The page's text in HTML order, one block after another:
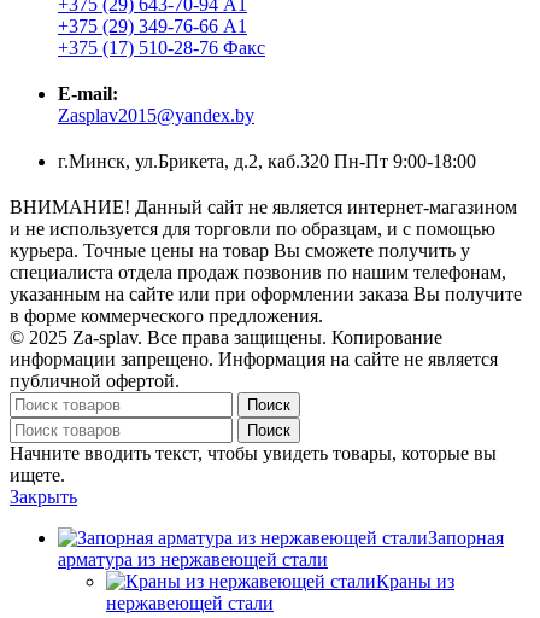
+375 (29) 643-70-94 А1
+375 (29) 349-76-66 А1
+375 (17) 510-28-76 Факс
E-mail:
Zasplav2015@yandex.by
г.Минск, ул.Брикета, д.2, каб.320 Пн-Пт 9:00-18:00
ВНИМАНИЕ! Данный сайт не является интернет-магазином
и не используется для торговли по образцам, и с помощью
курьера. Точные цены на товар Вы сможете получить у
специалиста отдела продаж позвонив по нашим телефонам,
указанным на сайте или при оформлении заказа Вы получите
в форме коммерческого предложения.
© 2025 Za-splav. Все права защищены. Копирование
информации запрещено. Информация на сайте не является
публичной офертой.
Поиск
Поиск
Начните вводить текст, чтобы увидеть товары, которые вы
ищете.
Закрыть
Запорная
арматура из нержавеющей стали
Краны из
нержавеющей стали